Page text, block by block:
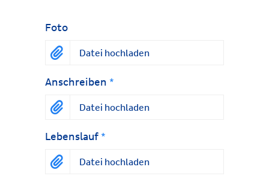
Foto
Datei hochladen
Anschreiben *
Datei hochladen
Lebenslauf *
Datei hochladen